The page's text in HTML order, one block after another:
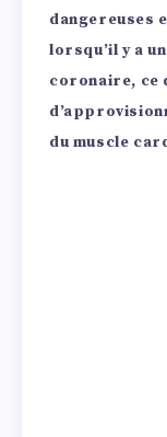
dangereuses
lorsqu’il y a
coronaire, ce
du muscle